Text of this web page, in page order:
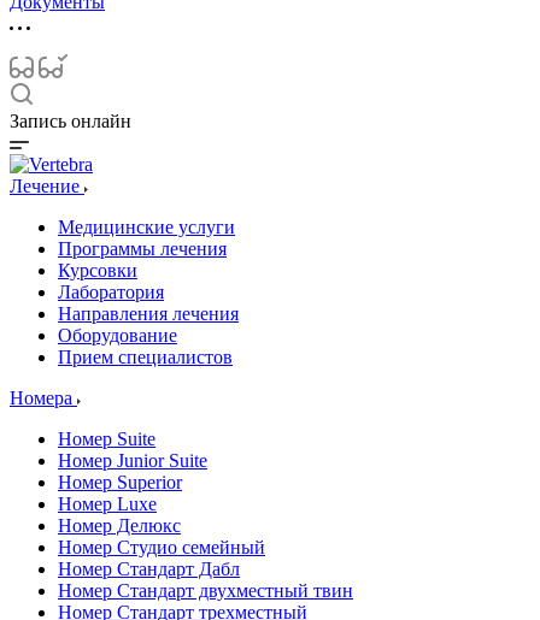
Запись онлайн
Лечение
Медицинские услуги
Программы лечения
Курсовки
Лаборатория
Направления лечения
Оборудование
Прием специалистов
Номера
Номер Suite
Номер Junior Suite
Номер Superior
Номер Luxe
Номер Делюкс
Номер Студио семейный
Номер Стандарт Дабл
Номер Стандарт двухместный твин
Номер Стандарт трехместный